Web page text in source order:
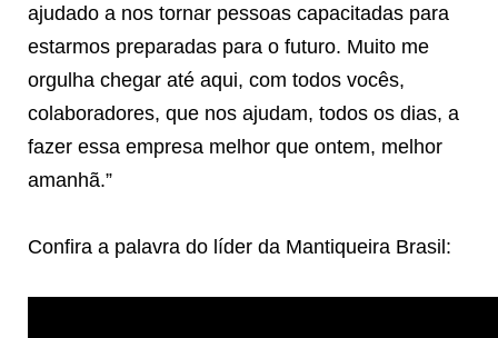
ajudado a nos tornar pessoas capacitadas para
estarmos preparadas para o futuro. Muito me
orgulha chegar até aqui, com todos vocês,
colaboradores, que nos ajudam, todos os dias, a
fazer essa empresa melhor que ontem, melhor
amanhã.”
Confira a palavra do líder da Mantiqueira Brasil: